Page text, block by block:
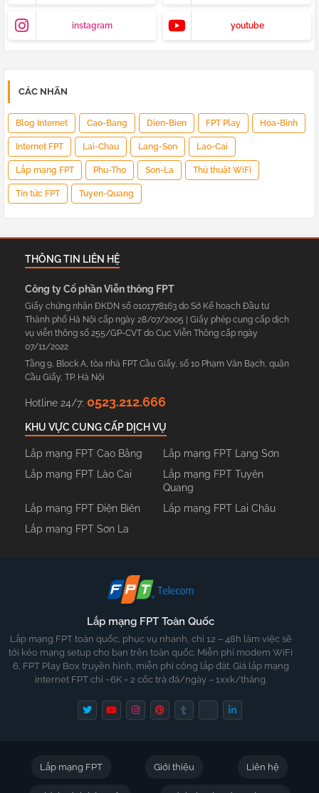
instagram youtube
CÁC NHÃN
Blog Internet Cao-Bang Dien-Bien FPT Play Hoa-Binh
Internet FPT Lai-Chau Lang-Son Lao-Cai
Lắp mạng FPT Phu-Tho Son-La Thủ thuật WiFi
Tin tức FPT Tuyen-Quang
THÔNG TIN LIÊN HỆ
Công ty Cổ phần Viễn thông FPT
Giấy chứng nhận ĐKDN số 0101778163 do Sở Kế hoạch Đầu tư
Thành phố Hà Nội cấp ngày 28/07/2005 | Giấy phép cung cấp dịch
vụ viễn thông số 255/GP-CVT do Cục Viễn Thông cấp ngày
07/11/2022
Tầng 9, Block A, tòa nhà FPT Cầu Giấy, số 10 Phạm Văn Bạch, quận
Cầu Giấy, TP. Hà Nội
Hotline 24/7: 0523.212.666
KHU VỰC CUNG CẤP DỊCH VỤ
Lắp mạng FPT Cao Bằng
Lắp mạng FPT Lạng Sơn
Lắp mạng FPT Lào Cai
Lắp mạng FPT Tuyên
Quang
Lắp mạng FPT Điện Biên
Lắp mạng FPT Lai Châu
Lắp mạng FPT Sơn La
Lắp mạng FPT Toàn Quốc
Lắp mạng FPT toàn quốc, phục vụ nhanh, chỉ 12 – 48h làm việc sẽ
tới kéo mạng setup cho bạn trên toàn quốc. Miễn phí modem WiFi
6, FPT Play Box truyền hình, miễn phí công lắp đặt. Giá lắp mạng
internet FPT chỉ ~6K = 2 cốc trà đá/ngày – 1xxk/tháng.
Lắp mạng FPT Giới thiệu Liên hệ